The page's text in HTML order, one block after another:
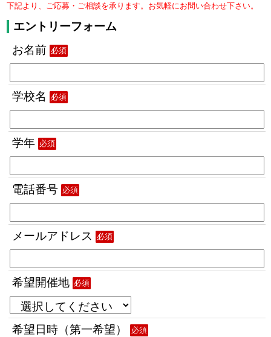
下記より、ご応募・ご相談を承ります。お気軽にお問い合わせ下さい。
エントリーフォーム
お名前 必須
学校名 必須
学年 必須
電話番号 必須
メールアドレス 必須
希望開催地 必須
希望日時（第一希望） 必須